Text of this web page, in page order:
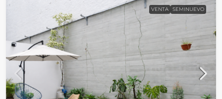
VENTA SEMINUEVO